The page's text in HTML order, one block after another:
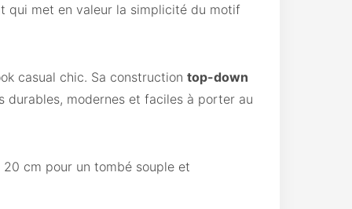
qui met en valeur la simplicité du motif
casual chic. Sa construction top-down
durables, modernes et faciles à porter au
20 cm pour un tombé souple et